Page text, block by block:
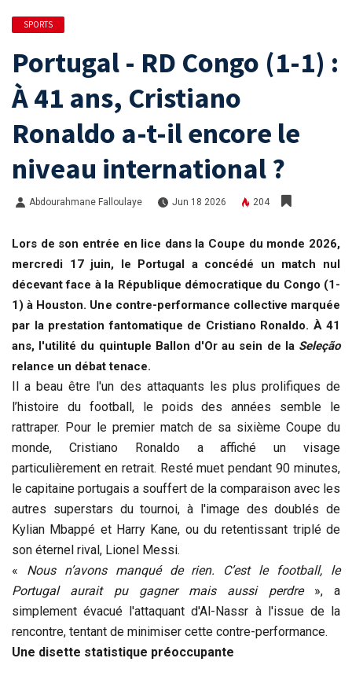
SPORTS
Portugal - RD Congo (1-1) :
À 41 ans, Cristiano
Ronaldo a-t-il encore le
niveau international ?
Abdourahmane Falloulaye Jun 18 2026 204
Lors de son entrée en lice dans la Coupe du monde 2026,
mercredi 17 juin, le Portugal a concédé un match nul
décevant face à la République démocratique du Congo (1-
1) à Houston. Une contre-performance collective marquée
par la prestation fantomatique de Cristiano Ronaldo. À 41
ans, l'utilité du quintuple Ballon d'Or au sein de la Seleção
relance un débat tenace.
Il a beau être l'un des attaquants les plus prolifiques de
l’histoire du football, le poids des années semble le
rattraper. Pour le premier match de sa sixième Coupe du
monde, Cristiano Ronaldo a affiché un visage
particulièrement en retrait. Resté muet pendant 90 minutes,
le capitaine portugais a souffert de la comparaison avec les
autres superstars du tournoi, à l'image des doublés de
Kylian Mbappé et Harry Kane, ou du retentissant triplé de
son éternel rival, Lionel Messi.
« Nous n’avons manqué de rien. C’est le football, le
Portugal aurait pu gagner mais aussi perdre», a
simplement évacué l'attaquant d'Al-Nassr à l'issue de la
rencontre, tentant de minimiser cette contre-performance.
Une disette statistique préoccupante